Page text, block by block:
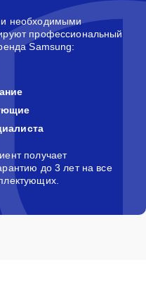
необходимыми
профессиональный
Samsung:
получает
до 3 лет на все